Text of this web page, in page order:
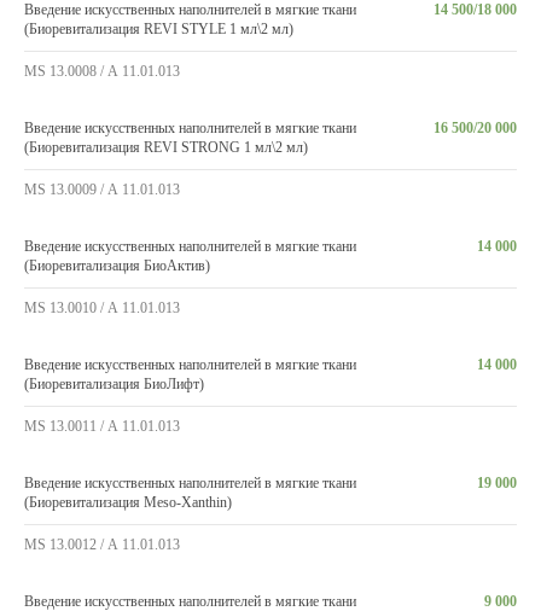
Введение искусственных наполнителей в мягкие ткани
(Биоревитализация REVI STYLE 1 мл\2 мл)
14 500/18 000
MS 13.0008 / А 11.01.013
Введение искусственных наполнителей в мягкие ткани
(Биоревитализация REVI STRONG 1 мл\2 мл)
16 500/20 000
MS 13.0009 / А 11.01.013
Введение искусственных наполнителей в мягкие ткани
(Биоревитализация БиоАктив)
14 000
MS 13.0010 / А 11.01.013
Введение искусственных наполнителей в мягкие ткани
(Биоревитализация БиоЛифт)
14 000
MS 13.0011 / А 11.01.013
Введение искусственных наполнителей в мягкие ткани
(Биоревитализация Meso-Xanthin)
19 000
MS 13.0012 / А 11.01.013
Введение искусственных наполнителей в мягкие ткани
9 000